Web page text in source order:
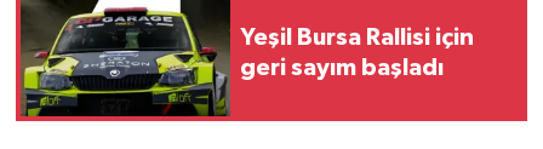
Yeşil Bursa Rallisi için
geri sayım başladı